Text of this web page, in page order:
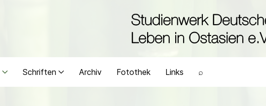
Schriften Archiv Fotothek Links ⌕